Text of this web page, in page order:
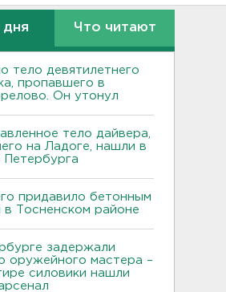
Что читают
тело девятилетнего
пропавшего в
Он утонул
тело дайвера,
на Ладоге, нашли в
Петербурга
придавило бетонным
в Тосненском районе
задержали
оружейного мастера –
силовики нашли